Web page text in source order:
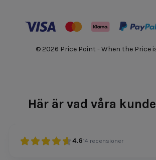
© 2026 Price Point - When the Price
Här är vad våra
4.614 recensioner